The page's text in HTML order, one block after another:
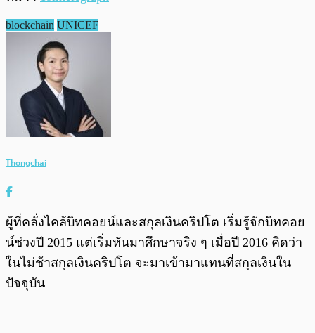
blockchain UNICEF
Thongchai
ผู้ที่คลั่งไคล้บิทคอยน์และสกุลเงินคริปโต เริ่มรู้จักบิทคอย
น์ช่วงปี 2015 แต่เริ่มหันมาศึกษาจริง ๆ เมื่อปี 2016 คิดว่า
ในไม่ช้าสกุลเงินคริปโต จะมาเข้ามาแทนที่สกุลเงินใน
ปัจจุบัน